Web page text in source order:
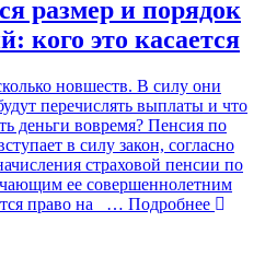
размер и порядок
кого это касается
новшеств. В силу они
перечислять выплаты и что
деньги вовремя? Пенсия по
в силу закон, согласно
страховой пенсии по
ее совершеннолетним
право на
… Подробнее